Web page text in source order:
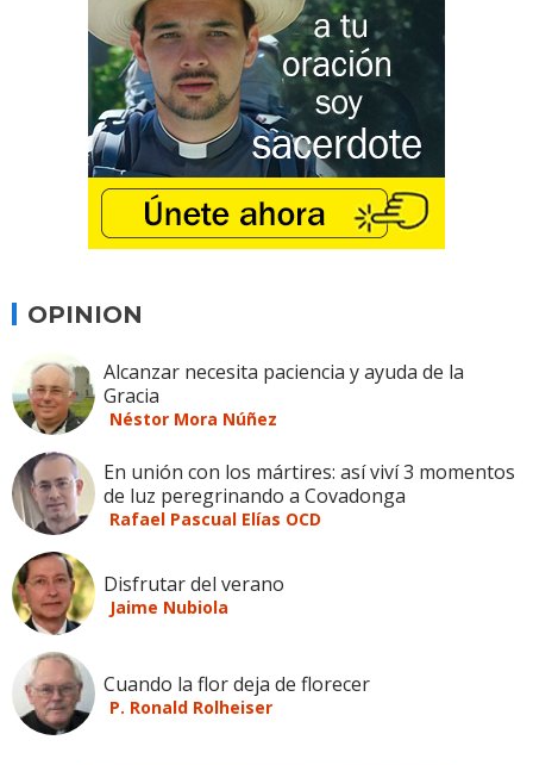
OPINION
Alcanzar necesita paciencia y ayuda de la
Gracia
Néstor Mora Núñez
En unión con los mártires: así viví 3 momentos
de luz peregrinando a Covadonga
Rafael Pascual Elías OCD
Disfrutar del verano
Jaime Nubiola
Cuando la flor deja de florecer
P. Ronald Rolheiser